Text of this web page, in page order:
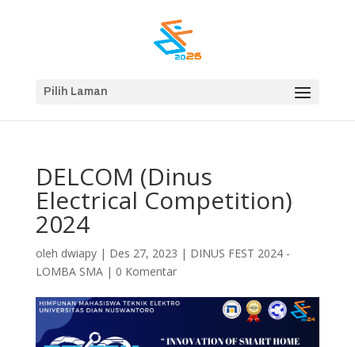
Pilih Laman
DELCOM (Dinus
Electrical Competition)
2024
oleh dwiapy| Des 27, 2023 | DINUS FEST 2024 -
LOMBA SMA| 0 Komentar